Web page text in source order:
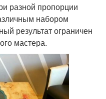
разной пропорции
набором
результат ограничен
мастера.